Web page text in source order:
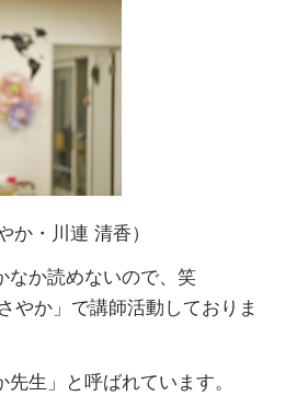
か・川連 清香）
なか読めないので、笑
やか」で講師活動しておりま
生」と呼ばれています。